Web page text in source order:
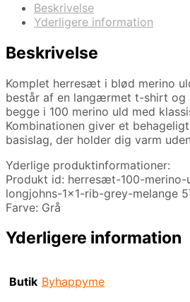
Beskrivelse
Yderligere information
Beskrivelse
Komplet herresæt i blød merino
består af en langærmet t-shirt og
begge i 100 merino uld med
Kombinationen giver et
basislag, der holder dig varm
Yderlige produktinformationer:
Produkt id: herresæt-100-
longjohns-1×1-rib-grey-melange
Farve: Grå
Yderligere information
Butik Byhappyme